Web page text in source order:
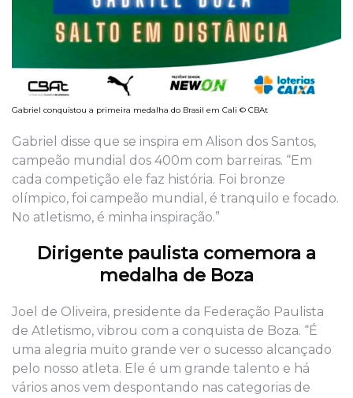
Gabriel conquistou a primeira medalha do Brasil em Cali © CBAt
Gabriel disse que se inspira em Alison dos Santos,
campeão mundial dos 400m com barreiras. “Em
cada competição ele faz história. Foi bronze
olímpico, foi campeão mundial, é tranquilo e focado.
No atletismo, é minha inspiração.”
Dirigente paulista comemora a
medalha de Boza
Joel de Oliveira, presidente da Federação Paulista
de Atletismo, vibrou com a conquista de Boza. “É
uma alegria muito grande ver o sucesso alcançado
pelo nosso atleta. Ele é um grande talento e há
vários anos vem despontando nas categorias de